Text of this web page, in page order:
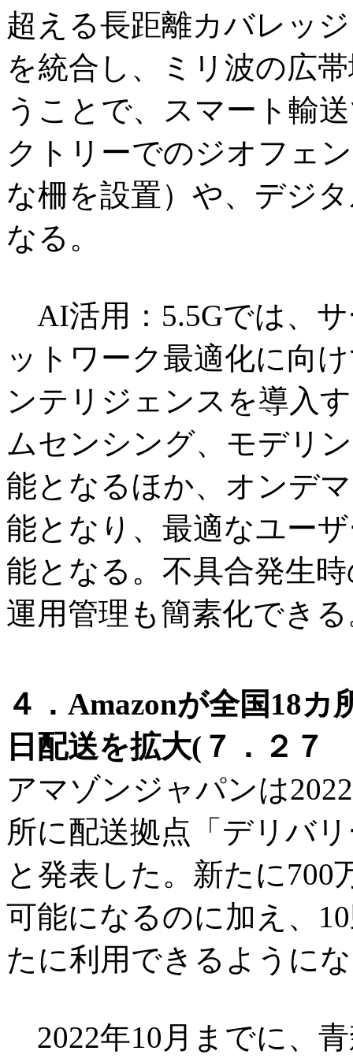
超える長距離カバレッ
を統合し、ミリ波の広
うことで、スマート輸
クトリーでのジオフェ
な柵を設置）や、デジ
なる。
AI活用：5.5Gでは、
ットワーク最適化に向
ンテリジェンスを導入
ムセンシング、モデリ
能となるほか、オンデ
能となり、最適なユー
能となる。不具合発生
運用管理も簡素化でき
４．Amazonが全国18
日配送を拡大(７．２
アマゾンジャパンは
所に配送拠点「デリバ
と発表した。新たに700
可能になるのに加え、
たに利用できるように
2022年10月までに、